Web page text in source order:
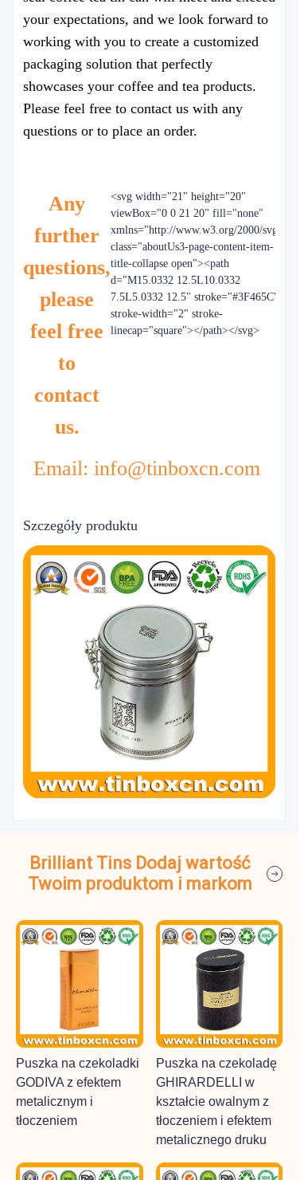
your expectations, and we look forward to
working with you to create a customized
packaging solution that perfectly
showcases your coffee and tea products.
Please feel free to contact us with any
questions or to place an order.
Any
further
questions,
please
feel free
to
contact
us.
<svg width="21" height="20"
viewBox="0 0 21 20" fill="none"
xmlns="http://www.w3.org/2000/svg"
class="aboutUs3-page-content-item-
title-collapse open"><path
d="M15.0332 12.5L10.0332
7.5L5.0332 12.5" stroke="#3F465C"
stroke-width="2" stroke-
linecap="square"></path></svg>
Email: info@tinboxcn.com
Szczegóły produktu
Brilliant Tins Dodaj wartość
Twoim produktom i markom
Puszka na czekoladki
GODIVA z efektem
metalicznym i
tłoczeniem
Puszka na czekoladę
GHIRARDELLI w
kształcie owalnym z
tłoczeniem i efektem
metalicznego druku